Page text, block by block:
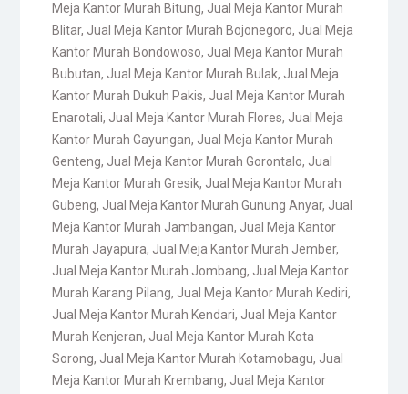
Meja Kantor Murah Bitung, Jual Meja Kantor Murah
Blitar, Jual Meja Kantor Murah Bojonegoro, Jual Meja
Kantor Murah Bondowoso, Jual Meja Kantor Murah
Bubutan, Jual Meja Kantor Murah Bulak, Jual Meja
Kantor Murah Dukuh Pakis, Jual Meja Kantor Murah
Enarotali, Jual Meja Kantor Murah Flores, Jual Meja
Kantor Murah Gayungan, Jual Meja Kantor Murah
Genteng, Jual Meja Kantor Murah Gorontalo, Jual
Meja Kantor Murah Gresik, Jual Meja Kantor Murah
Gubeng, Jual Meja Kantor Murah Gunung Anyar, Jual
Meja Kantor Murah Jambangan, Jual Meja Kantor
Murah Jayapura, Jual Meja Kantor Murah Jember,
Jual Meja Kantor Murah Jombang, Jual Meja Kantor
Murah Karang Pilang, Jual Meja Kantor Murah Kediri,
Jual Meja Kantor Murah Kendari, Jual Meja Kantor
Murah Kenjeran, Jual Meja Kantor Murah Kota
Sorong, Jual Meja Kantor Murah Kotamobagu, Jual
Meja Kantor Murah Krembang, Jual Meja Kantor